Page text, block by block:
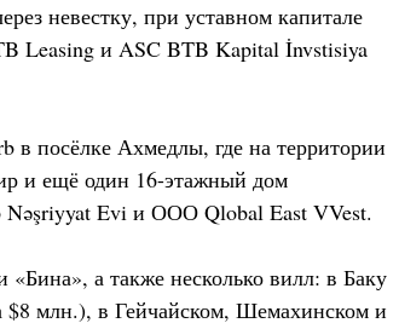
невестку, при уставном капитале
Leasing и ASC BTB Kapital İnvstisiya
в посёлке Ахмедлы, где на территории
и ещё один 16-этажный дом
Evi и ООО Qlobal East VVest.
а также несколько вилл: в Баку
$8 млн.), в Гейчайском, Шемахинском и